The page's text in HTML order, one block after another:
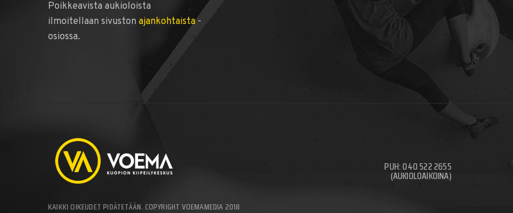
Poikkeavista aukioloista
ilmoitellaan sivuston ajankohtaista-
osiossa.
KAIKKI OIKEUDET PIDÄTETÄÄN. COPYRIGHT VOEMAMEDIA 2018
PUH: 040 522 2655
(AUKIOLOAIKOINA)